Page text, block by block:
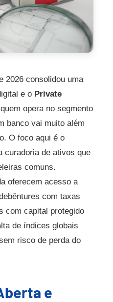
2026 consolidou uma
e o Private
opera no segmento
banco vai muito além
O foco aqui é o
curadoria de ativos que
comuns.
oferecem acesso a
com taxas
com capital protegido
de índices globais
risco de perda do
e